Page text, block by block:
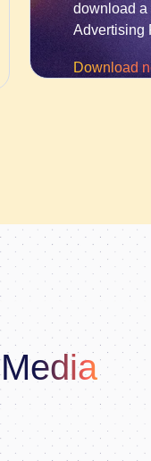
download a
Advertising
Download
Media